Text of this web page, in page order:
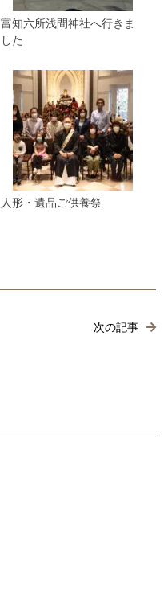
富知六所浅間神社へ行きま
した
人形・遺品ご供養祭
次の記事